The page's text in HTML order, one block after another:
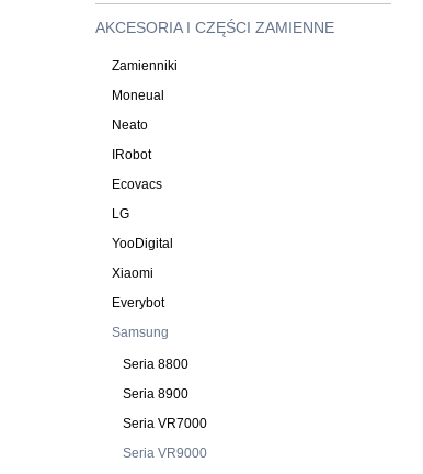
AKCESORIA I CZĘŚCI ZAMIENNE
Zamienniki
Moneual
Neato
IRobot
Ecovacs
LG
YooDigital
Xiaomi
Everybot
Samsung
Seria 8800
Seria 8900
Seria VR7000
Seria VR9000